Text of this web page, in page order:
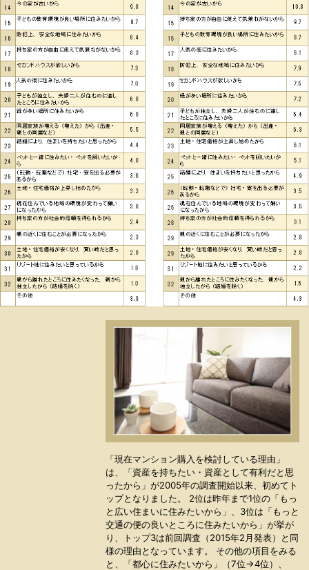
「現在マンション購入を検討している理由」
は、「資産を持ちたい・資産として有利だと思
ったから」が2005年の調査開始以来、初めてト
ップとなりました。 2位は昨年まで1位の「もっ
と広い住まいに住みたいから」、3位は「もっと
交通の便の良いところに住みたいから」が挙が
り、トップ3は前回調査（2015年2月発表）と同
様の理由となっています。 その他の項目をみる
と、「都心に住みたいから」（7位→4位）、